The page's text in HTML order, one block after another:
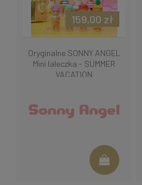
Oryginalne SONNY ANGEL
Mini laleczka - SUMMER
VACATION
159,00 zł